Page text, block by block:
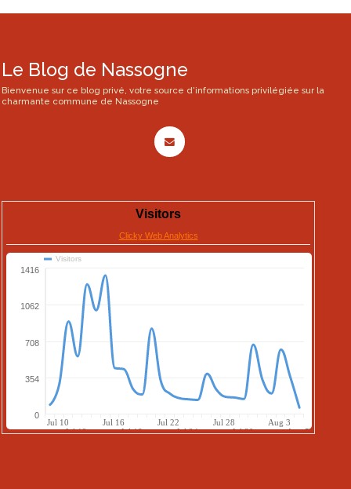
Le Blog de Nassogne
Bienvenue sur ce blog privé, votre source d'informations privilégiée sur la
charmante commune de Nassogne